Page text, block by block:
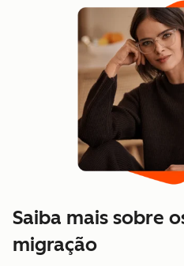
Saiba mais sobre
migração